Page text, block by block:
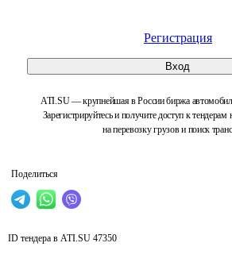
Регистрация
Вход
ATI.SU — крупнейшая в России биржа
Зарегистрируйтесь и получите доступ к тендерам
на перевозку грузов и поиск
Поделиться
ID тендера в ATI.SU 47350